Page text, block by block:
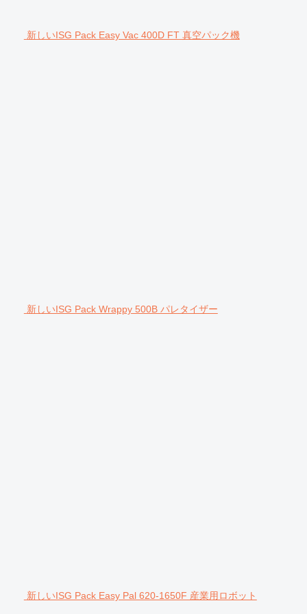
新しいISG Pack Easy Vac 400D FT 真空パック機
新しいISG Pack Wrappy 500B パレタイザー
新しいISG Pack Easy Pal 620-1650F 産業用ロボット